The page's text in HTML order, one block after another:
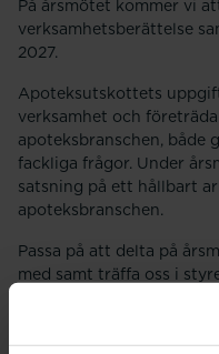
På årsmötet kommer vi
verksamhetsberättelse
2027.
Apoteksutskottets
verksamhet och
apoteksbranschen, både
fackliga frågor. Under
satsning på ett hållbart
apoteksbranschen.
Passa på att delta på
med samt träffa oss i
Mötet hålls digitalt via